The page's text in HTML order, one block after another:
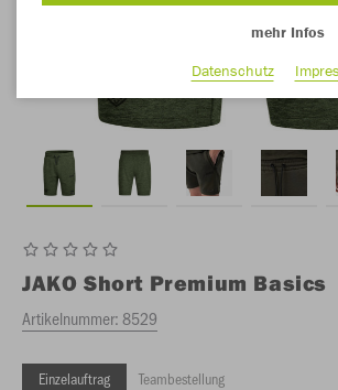
JAKO Short Premium Basics
Artikelnummer:8529
Einzelauftrag Teambestellung
mehr Infos
Datenschutz